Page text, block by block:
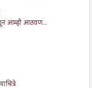
आम्ही आठवण...